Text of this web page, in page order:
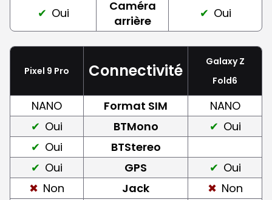
Oui
Caméra
arrière
Oui
Pixel 9 Pro Connectivité
Galaxy Z
Fold6
NANO Format SIM
NANO
Oui
BTMono
Oui
Oui
BTStereo
Oui
GPS
Oui
Non
Jack
Non